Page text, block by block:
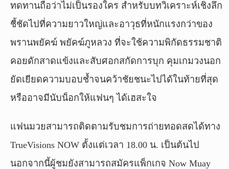
ทดทานถือว่าไม่เป็นรองใคร สำหรับบทวิเคราะห์เชิงลึก
ชี้ชัดไปที่ความยาวใหญ่และอาวุธที่หนักแรงกว่าของ
พรานพยัคฆ์ พยัคฆ์ภูหลวง ที่จะใช้ความพิกัดธรรมชาติ
คอยดักสาดแข้งและสับศอกสกัดการบุก คุมเกมวงนอก
ยัดเยียดความบอบช้ำจนคว้าชัยชนะไปได้ในท้ายที่สุด
หรืออาจมีนับน็อกให้แฟนๆ ได้เฮสะใจ
แฟนมวยสามารถติดตามรับชมการถ่ายทอดสดได้ทาง
TrueVisions NOW ตั้งแต่เวลา 18.00 น. เป็นต้นไป
นอกจากนี้ผู้ชมยังสามารถสมัครแพ็กเกจ Now Muay